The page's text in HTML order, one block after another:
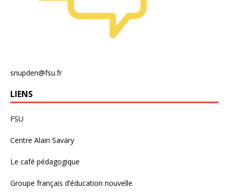
snupden@fsu.fr
LIENS
FSU
Centre Alain Savary
Le café pédagogique
Groupe français d’éducation nouvelle